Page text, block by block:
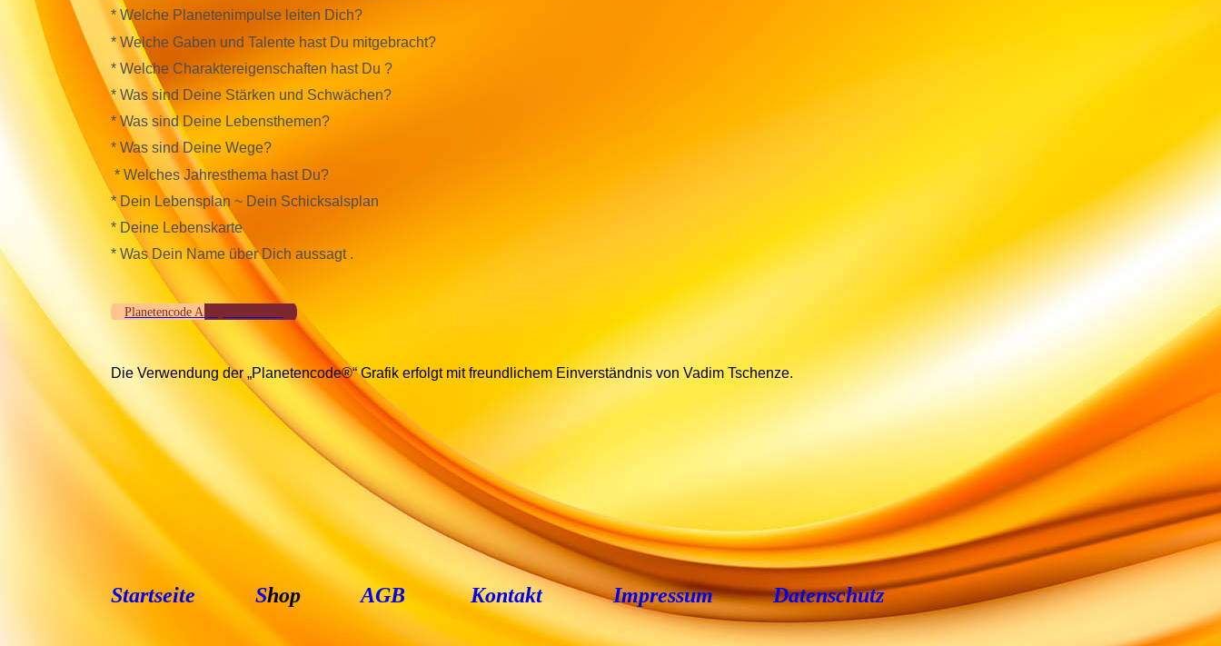
*Welche Planetenimpulse leiten Dich?
* Welche Gaben und Talente hast Du mitgebracht?
* Welche Charaktereigenschaften hast Du ?
* Was sind Deine Stärken und Schwächen?
* Was sind Deine Lebensthemen?
* Was sind Deine Wege?
* Welches Jahresthema hast Du?
* Dein Lebensplan ~ Dein Schicksalsplan
* Deine Lebenskarte
* Was Dein Name über Dich aussagt .
Planetencode Analyse bestellen
Die Verwendung der „Planetencode®“ Grafik erfolgt mit freundlichem Einverständnis von Vadim Tschenze.
Startseite ShopAGB Kontakt Impressum Datenschutz